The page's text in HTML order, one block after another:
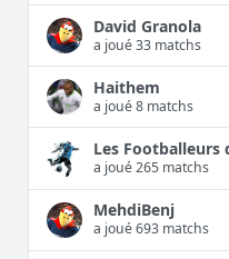
David Granola
a joué 33 matchs
Haithem
a joué 8 matchs
Les Footballeurs
a joué 265 matchs
MehdiBenj
a joué 693 matchs